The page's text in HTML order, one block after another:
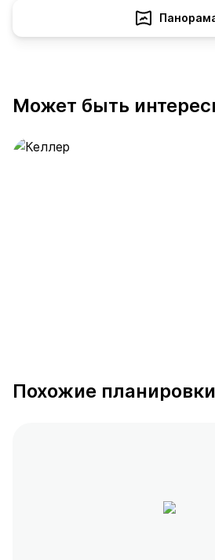
Может быть
Похожие планировки